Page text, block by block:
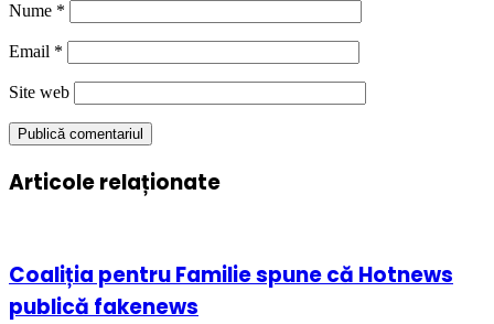
Nume *
Email *
Site web
Articole relaționate
Coaliția pentru Familie spune că Hotnews
publică fakenews